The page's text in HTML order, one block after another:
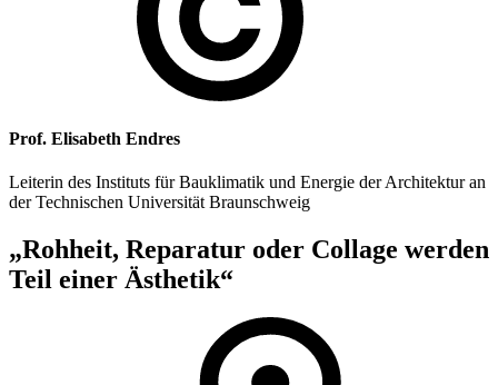
Prof. Elisabeth Endres
Leiterin des Instituts für Bauklimatik und Energie der Architektur an
der Technischen Universität Braunschweig
„Rohheit, Reparatur oder Collage werden
Teil einer Ästhetik“